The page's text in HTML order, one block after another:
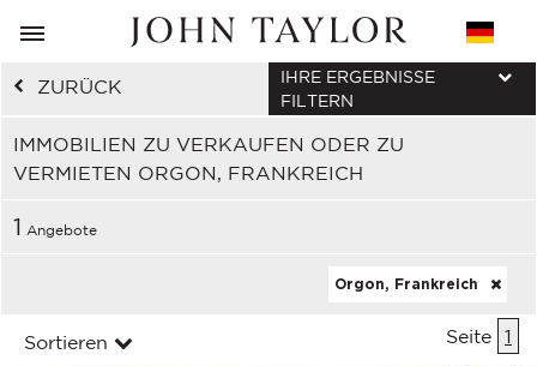
ZURÜCK
IMMOBILIEN ZU VERKAUFEN ODER ZU
VERMIETEN ORGON, FRANKREICH
IHRE ERGEBNISSE
FILTERN
1 Angebote
Orgon, Frankreich
Sortieren Seite 1